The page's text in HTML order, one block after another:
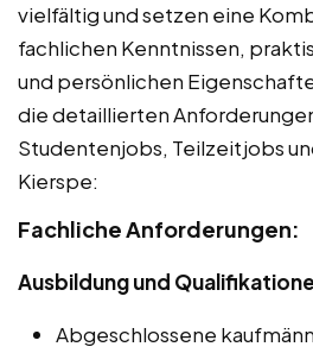
vielfältig und setzen eine
fachlichen Kenntnissen,
und persönlichen
die detaillierten
Studentenjobs, Teilzeitjobs
Kierspe:
Fachliche Anforderungen:
Ausbildung und
Abgeschlossene